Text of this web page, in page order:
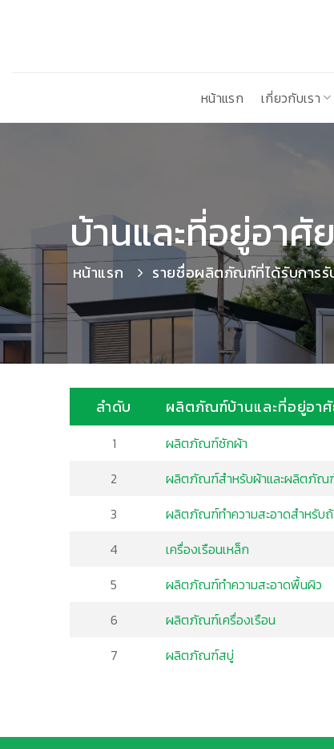
หน้าแรก
เกี่ยวกับเรา
บ้านและที่อยู่อาศั
หน้าแรก รายชื่อผลิตภัณฑ์ที่ได้รับการรั
ลำดับ ผลิตภัณฑ์บ้านและที่อยู่อา
1 ผลิตภัณฑ์ซักผ้า
2
ผลิตภัณฑ์สำหรับผ้าและผลิตภัณ
3
ผลิตภัณฑ์ทำความสะอาดสำหรับ
4
เครื่องเรือนเหล็ก
5
ผลิตภัณฑ์ทำความสะอาดพื้นผิว
6
ผลิตภัณฑ์เครื่องเรือน
7
ผลิตภัณฑ์สบู่